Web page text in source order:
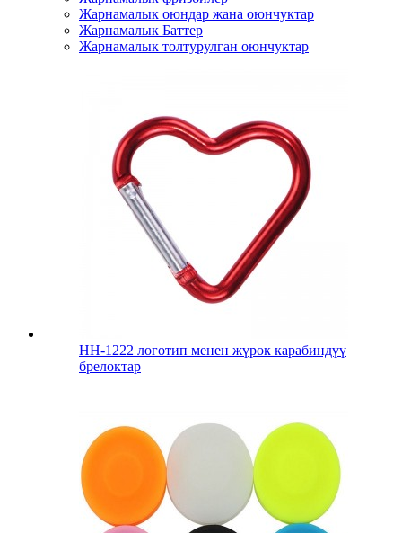
Жарнамалык оюндар жана оюнчуктар
Жарнамалык Баттер
Жарнамалык толтурулган оюнчуктар
HH-1222 логотип менен жүрөк карабиндүү
брелоктар